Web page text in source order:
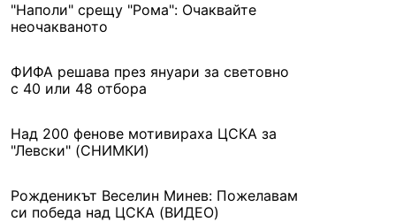
"Наполи" срещу "Рома": Очаквайте
неочакваното
ФИФА решава през януари за световно
с 40 или 48 отбора
Над 200 фенове мотивираха ЦСКА за
"Левски" (СНИМКИ)
Рожденикът Веселин Минев: Пожелавам
си победа над ЦСКА (ВИДЕО)